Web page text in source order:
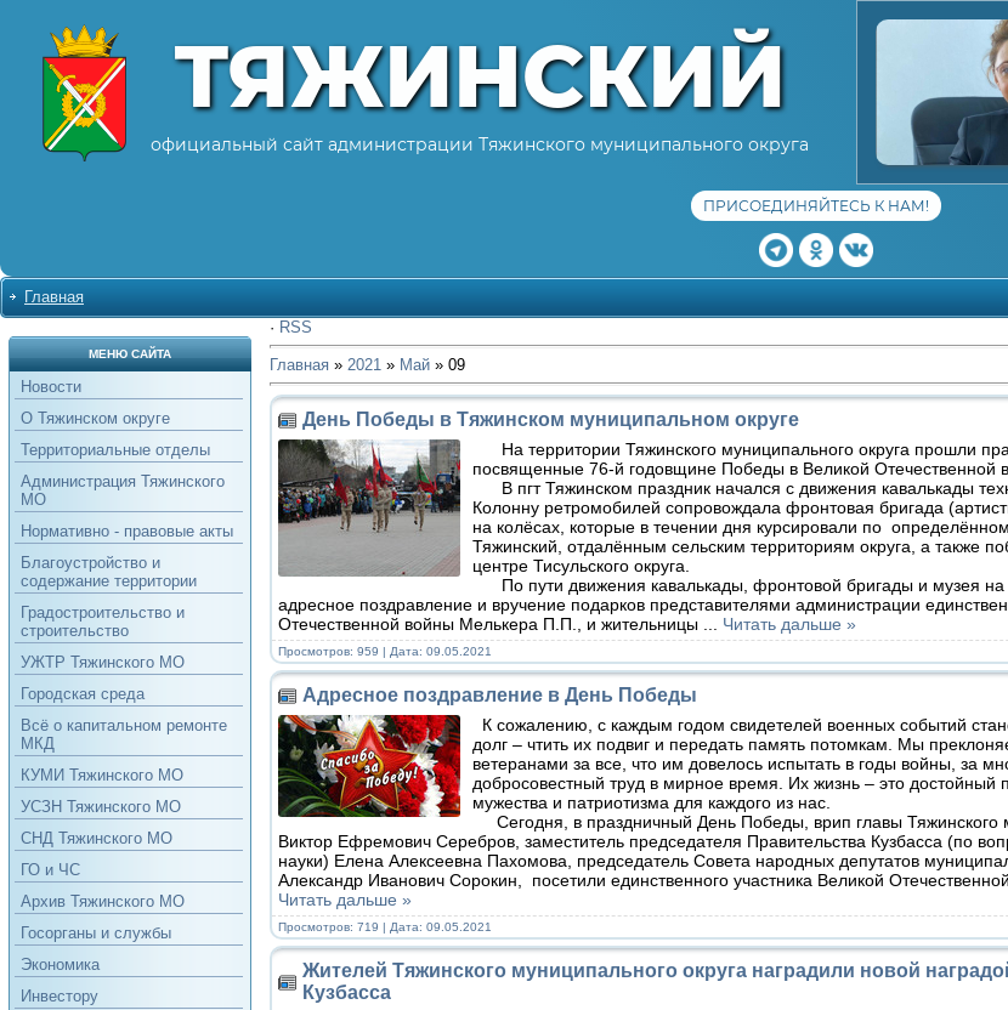
ТЯЖИНСКИЙ
официальный сайт администрации Тяжинского муниципального округа
ПРИСОЕДИНЯЙТЕСЬ К НАМ!
Главная
МЕНЮ САЙТА
Новости
О Тяжинском округе
Территориальные отделы
Администрация Тяжинского
МО
Нормативно - правовые акты
Благоустройство и
содержание территории
Градостроительство и
строительство
УЖТР Тяжинского МО
Городская среда
Всё о капитальном ремонте
МКД
КУМИ Тяжинского МО
УСЗН Тяжинского МО
СНД Тяжинского МО
ГО и ЧС
Архив Тяжинского МО
Госорганы и службы
Экономика
Инвестору
· RSS
Главная» 2021 » Май » 09
День Победы в Тяжинском муниципальном округе
На территории Тяжинского муниципального округа прошли
посвященные 76-й годовщине Победы в Великой Отечественной
В пгт Тяжинском праздник начался с движения кавалькады
Колонну ретромобилей сопровождала фронтовая бригада
на колёсах, которые в течении дня курсировали по
Тяжинский, отдалённым сельским территориям округа, а также
центре Тисульского округа.
По пути движения кавалькады, фронтовой бригады и музея на
адресное поздравление и вручение подарков представителями администрации
Отечественной войны Мелькера П.П., и жительницы
Читать дальше »
Просмотров: 959 | Дата: 09.05.2021
Адресное поздравление в День Победы
К сожалению, с каждым годом свидетелей военных событий
долг – чтить их подвиг и передать память потомкам. Мы
ветеранами за все, что им довелось испытать в годы войны, за
добросовестный труд в мирное время. Их жизнь – это достойный
мужества и патриотизма для каждого из нас.
Сегодня, в праздничный День Победы, врип главы Тяжинского
Виктор Ефремович Серебров, заместитель председателя Правительства Кузбасса (по
науки) Елена Алексеевна Пахомова, председатель Совета народных депутатов
Александр Иванович Сорокин, посетили единственного участника Великой
Читать дальше »
Просмотров: 719 | Дата: 09.05.2021
Жителей Тяжинского муниципального округа наградили новой
Кузбасса